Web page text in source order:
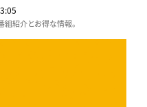
組紹介とお得な情報。